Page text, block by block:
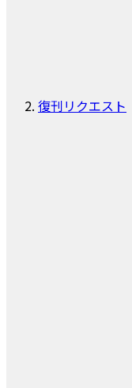
復刊リクエスト